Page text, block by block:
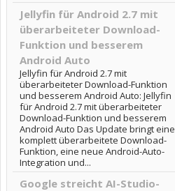
Jellyfin für Android 2.7 mit
überarbeiteter Download-
Funktion und besserem
Android Auto
Jellyfin für Android 2.7 mit
überarbeiteter Download-Funktion
und besserem Android Auto: Jellyfin
für Android 2.7 mit überarbeiteter
Download-Funktion und besserem
Android Auto Das Update bringt eine
komplett überarbeitete Download-
Funktion, eine neue Android-Auto-
Integration und...
Google streicht AI-Studio-